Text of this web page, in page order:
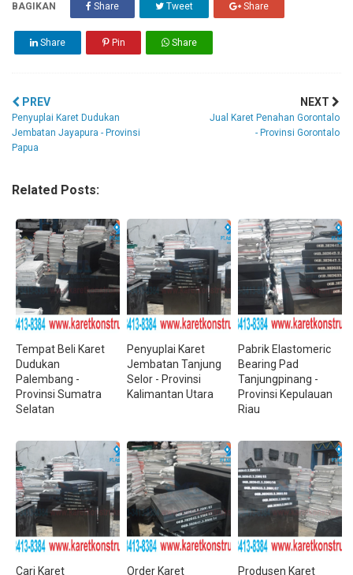
BAGIKAN Share Tweet Share
Share Pin Share
PREV
Penyuplai Karet Dudukan
Jembatan Jayapura - Provinsi
Papua
NEXT
Jual Karet Penahan Gorontalo
- Provinsi Gorontalo
Related Posts:
Tempat Beli Karet
Dudukan
Palembang -
Provinsi Sumatra
Selatan
Penyuplai Karet
Jembatan Tanjung
Selor - Provinsi
Kalimantan Utara
Pabrik Elastomeric
Bearing Pad
Tanjungpinang -
Provinsi Kepulauan
Riau
Cari Karet Order Karet Produsen Karet